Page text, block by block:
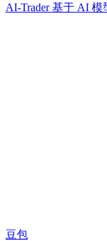
AI-Trader 基于 AI
豆包